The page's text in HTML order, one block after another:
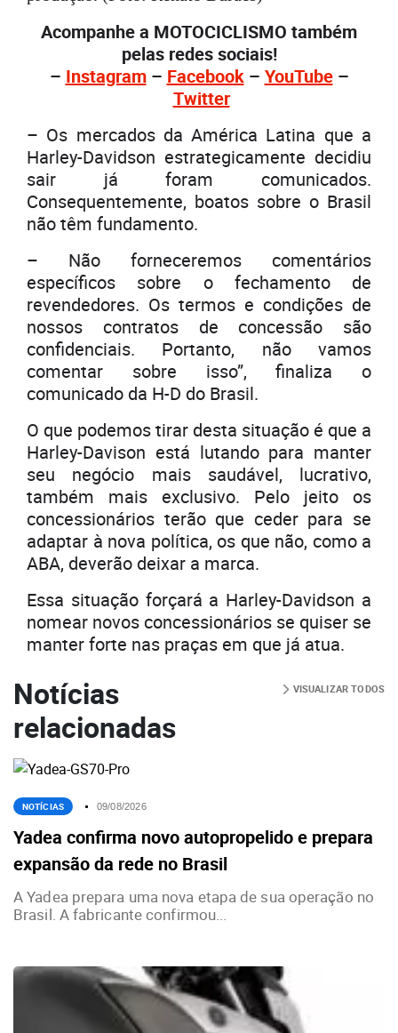
Acompanhe a MOTOCICLISMO também
pelas redes sociais!
– Instagram– Facebook– YouTube–
Twitter
– Os mercados da América Latina que a
Harley-Davidson estrategicamente decidiu
sair já foram comunicados.
Consequentemente, boatos sobre o Brasil
não têm fundamento.
– Não forneceremos comentários
específicos sobre o fechamento de
revendedores. Os termos e condições de
nossos contratos de concessão são
confidenciais. Portanto, não vamos
comentar sobre isso”, finaliza o
comunicado da H-D do Brasil.
O que podemos tirar desta situação é que a
Harley-Davison está lutando para manter
seu negócio mais saudável, lucrativo,
também mais exclusivo. Pelo jeito os
concessionários terão que ceder para se
adaptar à nova política, os que não, como a
ABA, deverão deixar a marca.
Essa situação forçará a Harley-Davidson a
nomear novos concessionários se quiser se
manter forte nas praças em que já atua.
Notícias
relacionadas
VISUALIZAR TODOS
NOTÍCIAS 09/08/2026
Yadea confirma novo autopropelido e prepara
expansão da rede no Brasil
A Yadea prepara uma nova etapa de sua operação no
Brasil. A fabricante confirmou...